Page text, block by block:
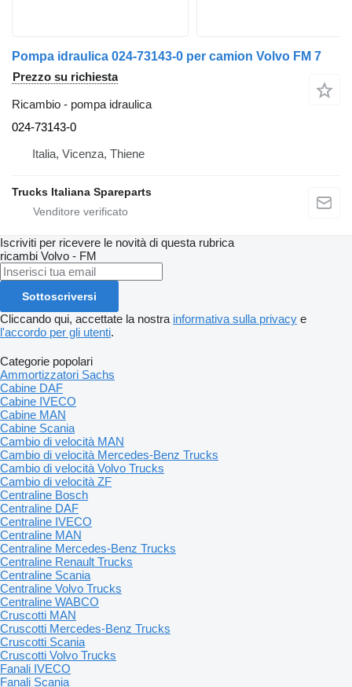
Pompa idraulica 024-73143-0 per camion Volvo FM 7
Prezzo su richiesta
Ricambio - pompa idraulica
024-73143-0
Italia, Vicenza, Thiene
Trucks Italiana Spareparts
Iscriviti per ricevere le novità di questa rubrica
ricambi Volvo - FM
Sottoscriversi
Cliccando qui, accettate la nostra informativa sulla privacy e
l'accordo per gli utenti.
Categorie popolari
Ammortizzatori Sachs
Cabine DAF
Cabine IVECO
Cabine MAN
Cabine Scania
Cambio di velocità MAN
Cambio di velocità Mercedes-Benz Trucks
Cambio di velocità Volvo Trucks
Cambio di velocità ZF
Centraline Bosch
Centraline DAF
Centraline IVECO
Centraline MAN
Centraline Mercedes-Benz Trucks
Centraline Renault Trucks
Centraline Scania
Centraline Volvo Trucks
Centraline WABCO
Cruscotti MAN
Cruscotti Mercedes-Benz Trucks
Cruscotti Scania
Cruscotti Volvo Trucks
Fanali IVECO
Fanali Scania